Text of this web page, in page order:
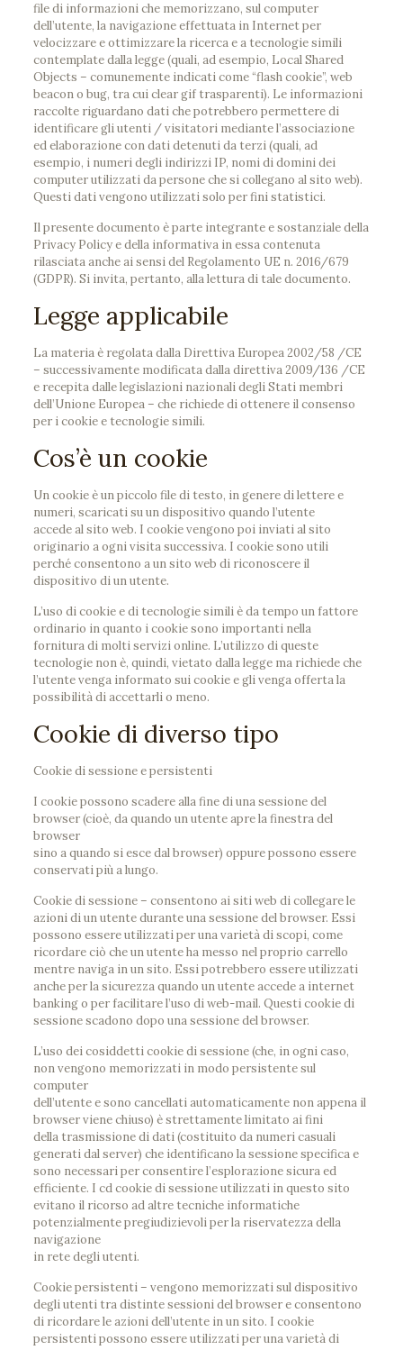
file di informazioni che memorizzano, sul computer
dell’utente, la navigazione effettuata in Internet per
velocizzare e ottimizzare la ricerca e a tecnologie simili
contemplate dalla legge (quali, ad esempio, Local Shared
Objects – comunemente indicati come “flash cookie”, web
beacon o bug, tra cui clear gif trasparenti). Le informazioni
raccolte riguardano dati che potrebbero permettere di
identificare gli utenti / visitatori mediante l’associazione
ed elaborazione con dati detenuti da terzi (quali, ad
esempio, i numeri degli indirizzi IP, nomi di domini dei
computer utilizzati da persone che si collegano al sito web).
Questi dati vengono utilizzati solo per fini statistici.
Il presente documento è parte integrante e sostanziale della
Privacy Policy e della informativa in essa contenuta
rilasciata anche ai sensi del Regolamento UE n. 2016/679
(GDPR). Si invita, pertanto, alla lettura di tale documento.
Legge applicabile
La materia è regolata dalla Direttiva Europea 2002/58 /CE
– successivamente modificata dalla direttiva 2009/136 /CE
e recepita dalle legislazioni nazionali degli Stati membri
dell’Unione Europea – che richiede di ottenere il consenso
per i cookie e tecnologie simili.
Cos’è un cookie
Un cookie è un piccolo file di testo, in genere di lettere e
numeri, scaricati su un dispositivo quando l’utente
accede al sito web. I cookie vengono poi inviati al sito
originario a ogni visita successiva. I cookie sono utili
perché consentono a un sito web di riconoscere il
dispositivo di un utente.
L’uso di cookie e di tecnologie simili è da tempo un fattore
ordinario in quanto i cookie sono importanti nella
fornitura di molti servizi online. L’utilizzo di queste
tecnologie non è, quindi, vietato dalla legge ma richiede che
l’utente venga informato sui cookie e gli venga offerta la
possibilità di accettarli o meno.
Cookie di diverso tipo
Cookie di sessione e persistenti
I cookie possono scadere alla fine di una sessione del
browser (cioè, da quando un utente apre la finestra del
browser
sino a quando si esce dal browser) oppure possono essere
conservati più a lungo.
Cookie di sessione – consentono ai siti web di collegare le
azioni di un utente durante una sessione del browser. Essi
possono essere utilizzati per una varietà di scopi, come
ricordare ciò che un utente ha messo nel proprio carrello
mentre naviga in un sito. Essi potrebbero essere utilizzati
anche per la sicurezza quando un utente accede a internet
banking o per facilitare l’uso di web-mail. Questi cookie di
sessione scadono dopo una sessione del browser.
L’uso dei cosiddetti cookie di sessione (che, in ogni caso,
non vengono memorizzati in modo persistente sul
computer
dell’utente e sono cancellati automaticamente non appena il
browser viene chiuso) è strettamente limitato ai fini
della trasmissione di dati (costituito da numeri casuali
generati dal server) che identificano la sessione specifica e
sono necessari per consentire l’esplorazione sicura ed
efficiente. I cd cookie di sessione utilizzati in questo sito
evitano il ricorso ad altre tecniche informatiche
potenzialmente pregiudizievoli per la riservatezza della
navigazione
in rete degli utenti.
Cookie persistenti – vengono memorizzati sul dispositivo
degli utenti tra distinte sessioni del browser e consentono
di ricordare le azioni dell’utente in un sito. I cookie
persistenti possono essere utilizzati per una varietà di